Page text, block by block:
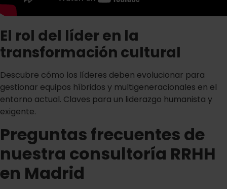
El rol del líder en la
transformación cultural
Descubre cómo los líderes deben evolucionar para
gestionar equipos híbridos y multigeneracionales en el
entorno actual. Claves para un liderazgo humanista y
exigente.
Preguntas frecuentes de
nuestra consultoría RRHH
en Madrid